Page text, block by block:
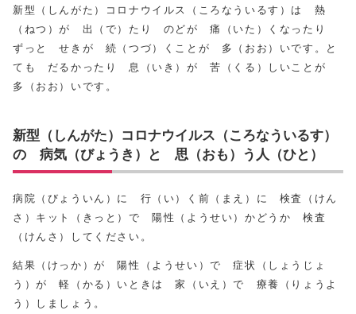
新型（しんがた）コロナウイルス（ころなういるす）は 熱
（ねつ）が 出（で）たり のどが 痛（いた）くなったり
ずっと せきが 続（つづ）くことが 多（おお）いです。と
ても だるかったり 息（いき）が 苦（くる）しいことが
多（おお）いです。
新型（しんがた）コロナウイルス（ころなういるす）
の 病気（びょうき）と 思（おも）う人（ひと）
病院（びょういん）に 行（い）く前（まえ）に 検査（けん
さ）キット（きっと）で 陽性（ようせい）かどうか 検査
（けんさ）してください。
結果（けっか）が 陽性（ようせい）で 症状（しょうじょ
う）が 軽（かる）いときは 家（いえ）で 療養（りょうよ
う）しましょう。